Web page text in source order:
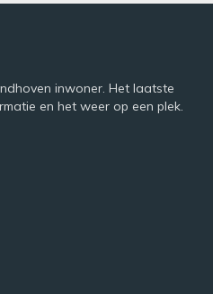
inwoner. Het laatste
en het weer op een plek.